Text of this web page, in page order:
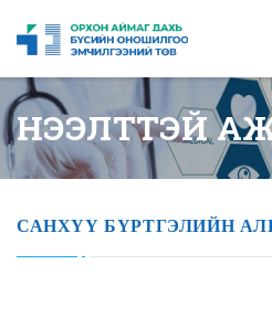
НЭЭЛТТЭЙ
САНХҮҮ БҮРТГЭЛИЙН